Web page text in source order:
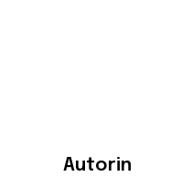
Autorin